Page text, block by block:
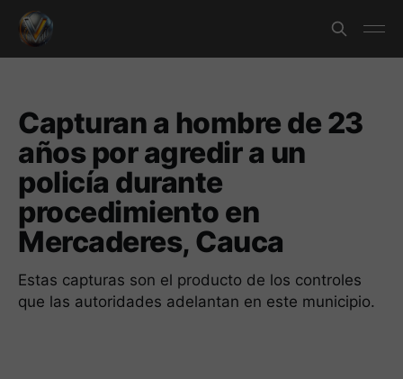
Capturan a hombre de 23
años por agredir a un
policía durante
procedimiento en
Mercaderes, Cauca
Estas capturas son el producto de los controles
que las autoridades adelantan en este municipio.